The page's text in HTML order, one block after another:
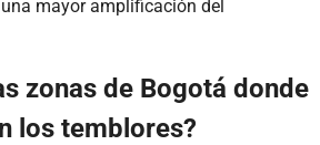
mayor amplificación del
zonas de Bogotá donde
los temblores?